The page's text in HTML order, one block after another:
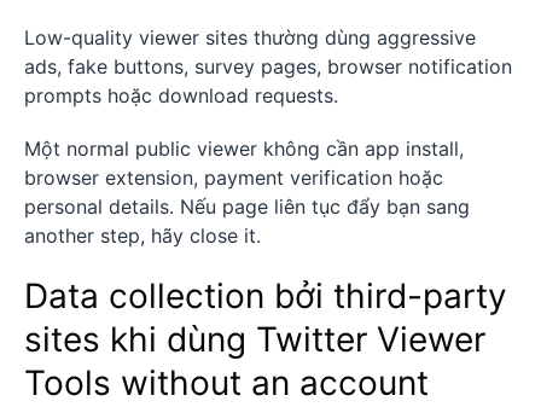
Low-quality viewer sites thường dùng aggressive
ads, fake buttons, survey pages, browser notification
prompts hoặc download requests.
Một normal public viewer không cần app install,
browser extension, payment verification hoặc
personal details. Nếu page liên tục đẩy bạn sang
another step, hãy close it.
Data collection bởi third-party
sites khi dùng Twitter Viewer
Tools without an account